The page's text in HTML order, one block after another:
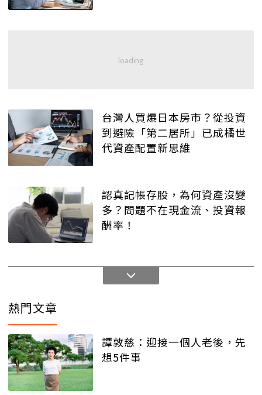
台灣人買爆日本房市？從投資
到避險「第二居所」已成橘世
代資產配置新思維
認真記帳存股，為何資產沒變
多？問題不在現金流、投資報
酬率！
熱門文章
譚敦慈：迎接一個人老後，先
想5件事